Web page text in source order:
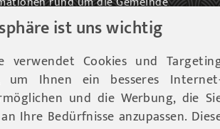
ist uns wichtig
verwendet Cookies und
um Ihnen ein besseres
und die Werbung, die
Ihre Bedürfnisse anzupassen.
EINTRAG...
Fohnsdorf |Datenschutz|Cookies